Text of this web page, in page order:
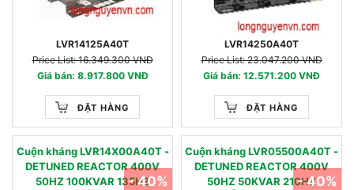
LVR14125A40T
Price List: 16.349.300 VNĐ
Giá bán: 8.917.800 VNĐ
ĐẶT HÀNG
LVR14250A40T
Price List: 23.047.200 VNĐ
Giá bán: 12.571.200 VNĐ
ĐẶT HÀNG
Cuộn kháng LVR14X00A40T -
DETUNED REACTOR 400V
50HZ 100KVAR 135HZ
- 40%
Cuộn kháng LVR05500A40T -
DETUNED REACTOR 400V
50HZ 50KVAR 210HZ- 40%